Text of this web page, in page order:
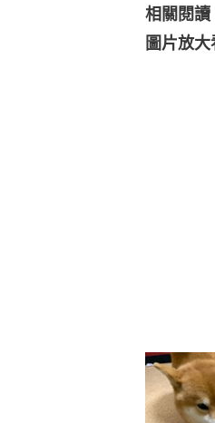
相關閱讀
圖片放大